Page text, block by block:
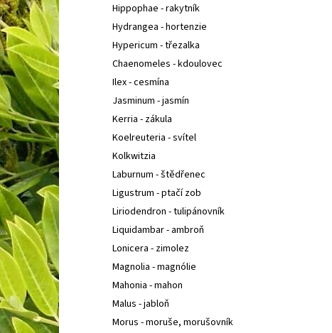
Hippophae - rakytník
Hydrangea - hortenzie
Hypericum - třezalka
Chaenomeles - kdoulovec
Ilex - cesmína
Jasminum - jasmín
Kerria - zákula
Koelreuteria - svítel
Kolkwitzia
Laburnum - štědřenec
Ligustrum - ptačí zob
Liriodendron - tulipánovník
Liquidambar - ambroň
Lonicera - zimolez
Magnolia - magnólie
Mahonia - mahon
Malus - jabloň
Morus - moruše, morušovník